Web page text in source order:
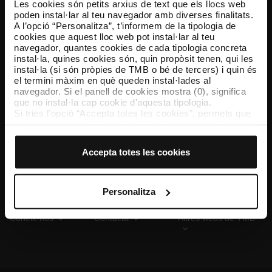
Les cookies són petits arxius de text que els llocs web
poden instal·lar al teu navegador amb diverses finalitats.
A l’opció “Personalitza”, t’informem de la tipologia de
cookies que aquest lloc web pot instal·lar al teu
navegador, quantes cookies de cada tipologia concreta
instal·la, quines cookies són, quin propòsit tenen, qui les
instal·la (si són pròpies de TMB o bé de tercers) i quin és
el termini màxim en què queden instal·lades al
navegador. Si el panell de cookies mostra (0), significa
que no instal·la cap cookie d’aquesta tipologia.
Si tries l’opció “Accepta totes les cookies”, permets que
El selector que es troba a la dreta de cada tipologia de
cookies d’aquella classe.
Un cop hagis marcat les teves preferències, has de fer
clic sobre “Selecciona i configura”. Així, s’instal·laran
només les cookies de la tipologia que hagis seleccionat
personalització, perquè permeten recordar les teves
opcions de navegació (com ara l’idioma) i milloren la teva
Accepta totes les cookies
Personalitza
TMB App
Descarrega’t TMB App i compra els teus bitllets
App Store Google Play
Coneix-nos Contacta Altres webs de TMB